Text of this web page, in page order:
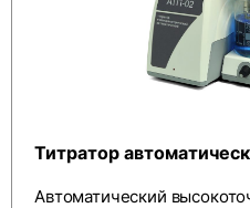
Титратор
Автоматический